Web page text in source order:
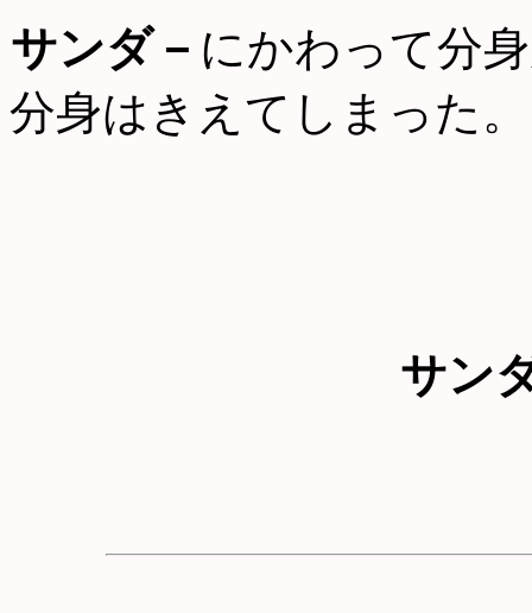
サンダ－ にかわって分
分身はきえてしまった
サン